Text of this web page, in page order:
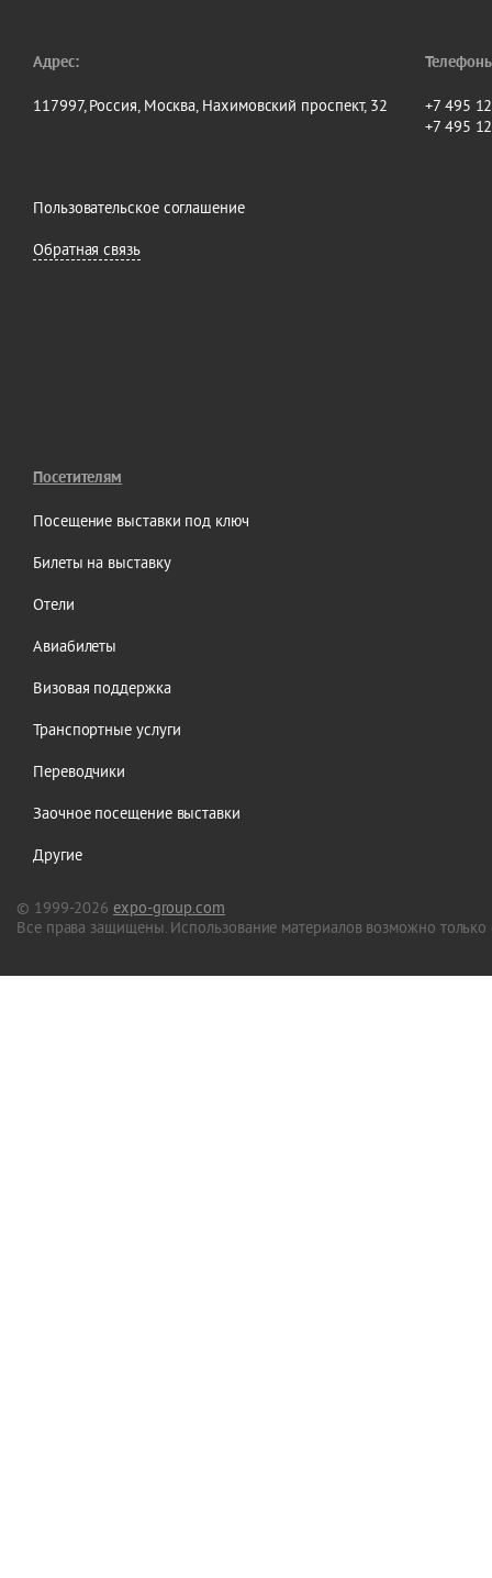
Адрес:
117997, Россия, Москва, Нахимовский проспект, 32
+7 495
+7 495
Пользовательское соглашение
Обратная связь
Посетителям
Посещение выставки под ключ
Билеты на выставку
Отели
Авиабилеты
Визовая поддержка
Транспортные услуги
Переводчики
Заочное посещение выставки
Другие
© 1999-2026 expo-group.com
Все права защищены. Использование материалов возможно